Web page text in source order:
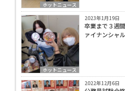
ホットニュース
ホットニュース
2023年1月19日
卒業まで３週
ァイナンシャ
2022年12月6日